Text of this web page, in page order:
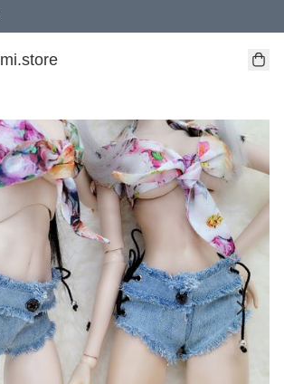
免運費優惠！（適用於 本地送貨、本地取貨、國際送貨 )